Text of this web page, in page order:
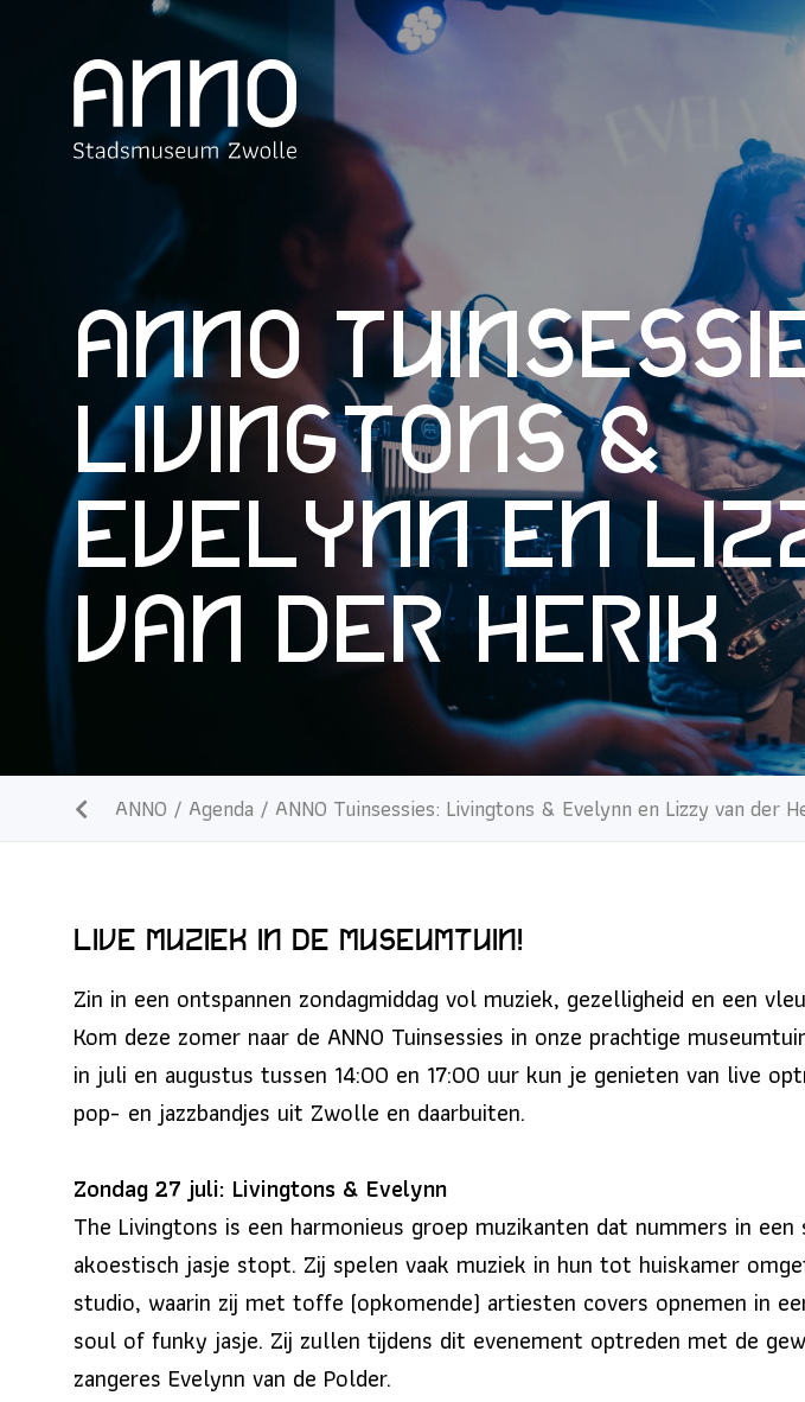
ANNO
Livingtons &
Evelynn en
van der Herik
ANNO / Agenda / ANNO Tuinsessies: Livingtons & Evelynn en Lizzy van der
Live muziek in de museumtuin!
Zin in een ontspannen zondagmiddag vol muziek, gezelligheid en een
Kom deze zomer naar de ANNO Tuinsessies in onze prachtige
in juli en augustus tussen 14:00 en 17:00 uur kun je genieten van live
pop- en jazzbandjes uit Zwolle en daarbuiten.
Zondag 27 juli: Livingtons & Evelynn
The Livingtons is een harmonieus groep muzikanten dat nummers in een
akoestisch jasje stopt. Zij spelen vaak muziek in hun tot huiskamer
studio, waarin zij met toffe (opkomende) artiesten covers opnemen in
soul of funky jasje. Zij zullen tijdens dit evenement optreden met de
zangeres Evelynn van de Polder.